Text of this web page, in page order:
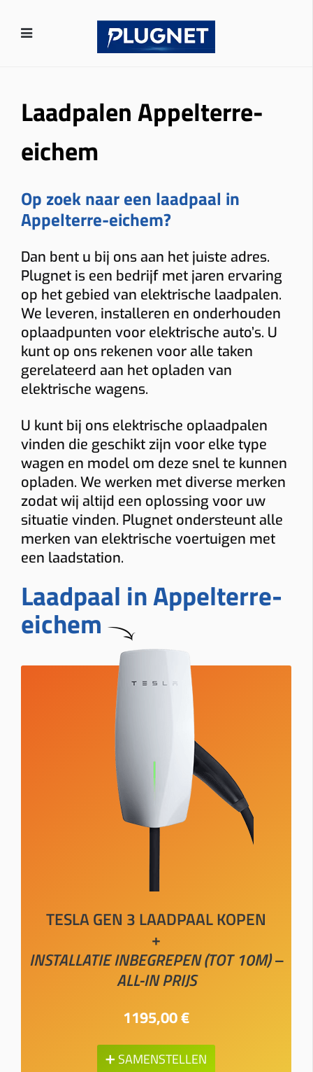
Laadpalen Appelterre-
eichem
Op zoek naar een laadpaal in
Appelterre-eichem?
Dan bent u bij ons aan het juiste adres.
Plugnet is een bedrijf met jaren ervaring
op het gebied van elektrische laadpalen.
We leveren, installeren en onderhouden
oplaadpunten voor elektrische auto’s. U
kunt op ons rekenen voor alle taken
gerelateerd aan het opladen van
elektrische wagens.
U kunt bij ons elektrische oplaadpalen
vinden die geschikt zijn voor elke type
wagen en model om deze snel te kunnen
opladen. We werken met diverse merken
zodat wij altijd een oplossing voor uw
situatie vinden. Plugnet ondersteunt alle
merken van elektrische voertuigen met
een laadstation.
Laadpaal in Appelterre-
eichem
TESLA GEN 3 LAADPAAL KOPEN
+
INSTALLATIE INBEGREPEN (TOT 10M) –
ALL-IN PRIJS
1195,00 €
➕ SAMENSTELLEN